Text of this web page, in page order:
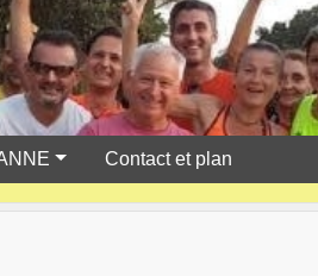
Contact et plan